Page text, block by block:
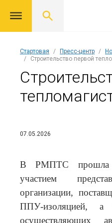
Стартовая Пресс-центр
Строительство первой
07.05.2026
В РМПТС прошла
участием
организации,
ППУ-изоляцией, а
осуществляющих